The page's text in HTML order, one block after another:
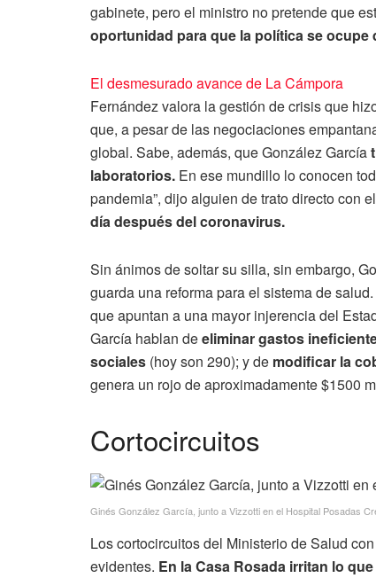
gabinete, pero el ministro no pretende que
oportunidad para que la política se ocupe
El desmesurado avance de La Cámpora
Fernández valora la gestión de crisis que
que, a pesar de las negociaciones
global. Sabe, además, que González García
laboratorios. En ese mundillo lo conocen
pandemia”, dijo alguien de trato directo con
día después del coronavirus.
Sin ánimos de soltar su silla, sin embargo,
guarda una reforma para el sistema de
que apuntan a una mayor injerencia del
García hablan deeliminar gastos
sociales (hoy son 290); y de modificar la
genera un rojo de aproximadamente $1500
Cortocircuitos
Ginés González García, junto a Vizzotti en el Hospital Posadas
Los cortocircuitos del Ministerio de Salud
evidentes. En la Casa Rosada irritan lo